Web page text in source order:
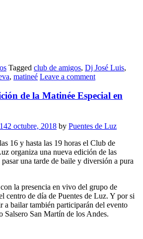
Tagged club de amigos, Dj José Luis,
, matineé Leave a comment
de la Matinée Especial en
2 octubre, 2018 by Puentes de Luz
16 y hasta las 19 horas el Club de
organiza una nueva edición de las
una tarde de baile y diversión a pura
la presencia en vivo del grupo de
centro de día de Puentes de Luz. Y por si
a bailar también participarán del evento
San Martín de los Andes.